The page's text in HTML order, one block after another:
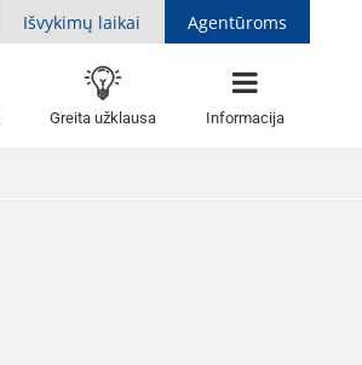
Išvykimų laikai Agentūroms
Greita užklausa Informacija